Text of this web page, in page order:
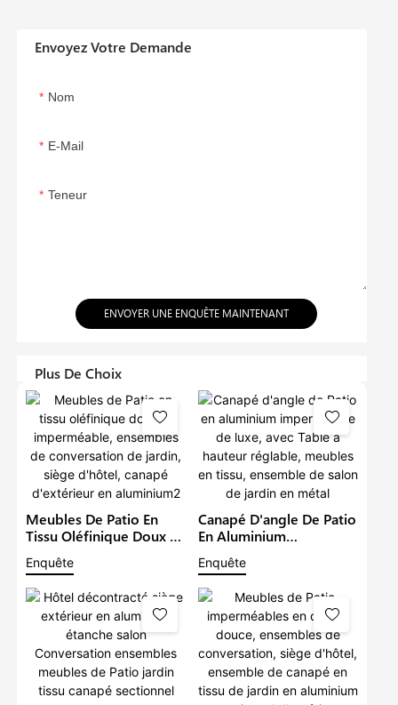
Envoyez Votre Demande
Nom
E-Mail
Teneur
ENVOYER UNE ENQUÊTE MAINTENANT
Plus De Choix
Meubles De Patio En
Tissu Oléfinique Doux Et
Imperméable,
Ensembles De
Conversation De Jardin,
Siège D'hôtel, Canapé
D'extérieur En
Aluminium2
Enquête
Canapé D'angle De Patio
En Aluminium
Imperméable De Luxe,
Avec Table À Hauteur
Réglable, Meubles En
Tissu, Ensemble De
Salon De Jardin En Métal
Enquête